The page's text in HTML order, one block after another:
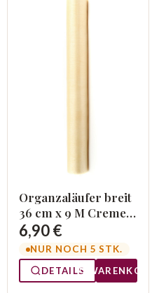
Organzaläufer breit
36 cm x 9 M Creme
079
6,90 €
NUR NOCH 5 STK.
DETAILS
WARENKORB